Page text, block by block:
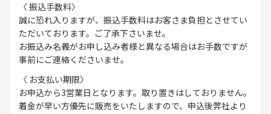
〈 振込手数料〉
誠に恐れ入りますが、振込手数料はお客さま負担とさせてい
ただいております。ご了承下さいませ。
お振込み名義がお申し込み者様と異なる場合はお手数ですが
事前にご連絡くださいませ。
〈 お支払い期限〉
お申込から3営業日となります。取り置きはしておりません。
着金が早い方優先に販売をいたしますので、申込後弊社より